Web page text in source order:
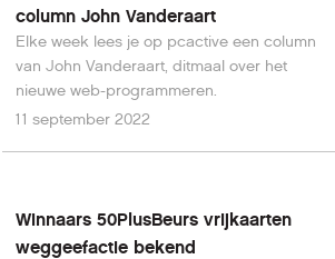
column John Vanderaart
Elke week lees je op pcactive een column
van John Vanderaart, ditmaal over het
nieuwe web-programmeren.
11 september 2022
Winnaars 50PlusBeurs vrijkaarten
weggeefactie bekend